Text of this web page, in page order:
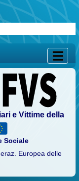
e Vittime della
Sociale
Europea delle